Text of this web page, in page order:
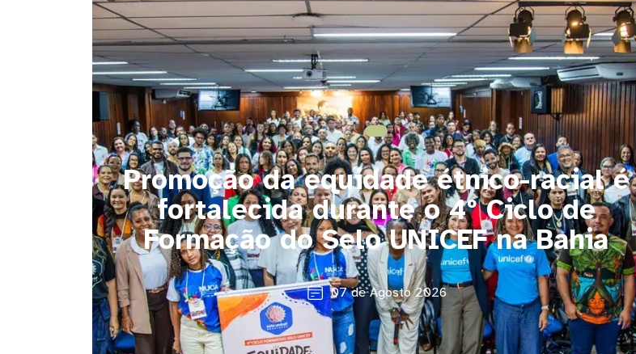
Promoção da equidade étnico-racial é
fortalecida durante o 4º Ciclo de
Formação do Selo UNICEF na Bahia
07 de Agosto 2026